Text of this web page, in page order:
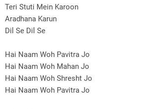
Teri Stuti Mein Karoon
Aradhana Karun
Dil Se Dil Se
Hai Naam Woh Pavitra Jo
Hai Naam Woh Mahan Jo
Hai Naam Woh Shresht Jo
Hai Naam Woh Pavitra Jo